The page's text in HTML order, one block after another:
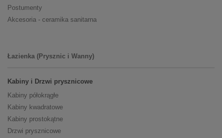
Postumenty
Akcesoria - ceramika sanitarna
Łazienka (Prysznic i Wanny)
Kabiny i Drzwi prysznicowe
Kabiny półokrągłe
Kabiny kwadratowe
Kabiny prostokątne
Drzwi prysznicowe